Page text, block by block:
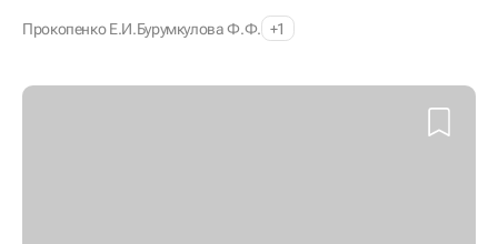
Прокопенко Е.И.Бурумкулова Ф.Ф. +1